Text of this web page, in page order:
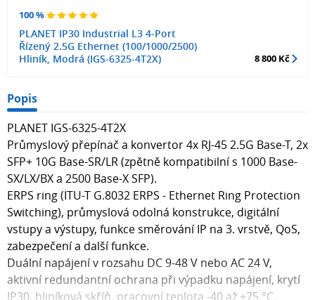
100 %
PLANET IP30 Industrial L3 4-Port
Řízený 2.5G Ethernet (100/1000/2500)
Hliník, Modrá (IGS-6325-4T2X)
8 800 Kč
Popis
PLANET IGS-6325-4T2X
Průmyslový přepínač a konvertor 4x RJ-45 2.5G Base-T, 2x
SFP+ 10G Base-SR/LR (zpětně kompatibilní s 1000 Base-
SX/LX/BX a 2500 Base-X SFP).
ERPS ring (ITU-T G.8032 ERPS - Ethernet Ring Protection
Switching), průmyslová odolná konstrukce, digitální
vstupy a výstupy, funkce směrování IP na 3. vrstvě, QoS,
zabezpečení a další funkce.
Duální napájení v rozsahu DC 9-48 V nebo AC 24 V,
aktivní redundantní ochrana při výpadku napájení, krytí
IP30, hliníková skříň, pracovní teplota -40 až +75 °C,